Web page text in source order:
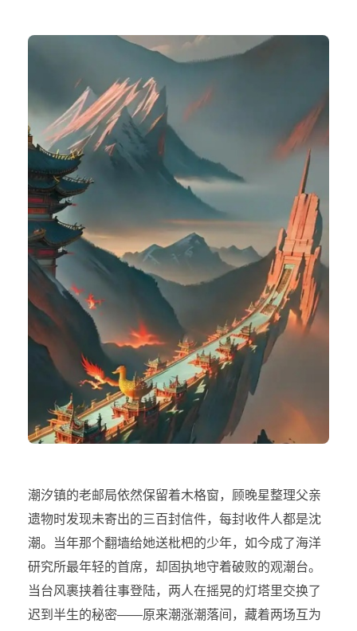
潮汐镇的老邮局依然保留着木格窗，顾晚星整理父亲
遗物时发现未寄出的三百封信件，每封收件人都是沈
潮。当年那个翻墙给她送枇杷的少年，如今成了海洋
研究所最年轻的首席，却固执地守着破败的观潮台。
当台风裹挟着往事登陆，两人在摇晃的灯塔里交换了
迟到半生的秘密——原来潮涨潮落间，藏着两场互为